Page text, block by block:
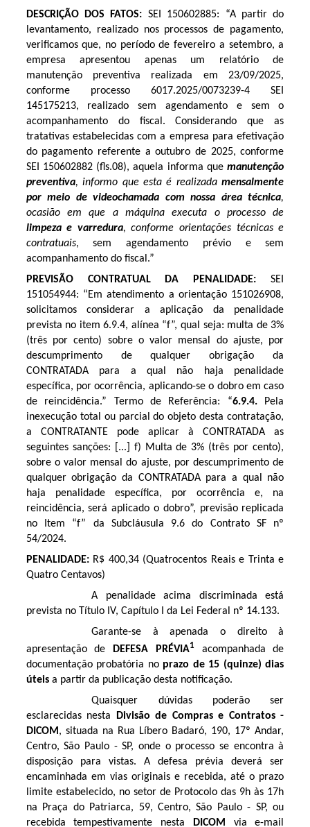
DESCRIÇÃO DOS FATOS: SEI 150602885: “A partir do
levantamento, realizado nos processos de pagamento,
verificamos que, no período de fevereiro a setembro, a
empresa apresentou apenas um relatório de
manutenção preventiva realizada em 23/09/2025,
conforme processo 6017.2025/0073239-4 SEI
145175213, realizado sem agendamento e sem o
acompanhamento do fiscal. Considerando que as
tratativas estabelecidas com a empresa para efetivação
do pagamento referente a outubro de 2025, conforme
SEI 150602882 (fls.08), aquela informa quemanutenção
preventiva, informo que esta é realizadamensalmente
por meio de videochamada com nossa área técnica,
ocasião em que a máquina executa o processo de
limpeza e varredura, conforme orientações técnicas e
contratuais, sem agendamento prévio e sem
acompanhamento do fiscal.”
PREVISÃO CONTRATUAL DA PENALIDADE: SEI
151054944: “Em atendimento a orientação 151026908,
solicitamos considerar a aplicação da penalidade
prevista no item 6.9.4, alínea “f”, qual seja: multa de 3%
(três por cento) sobre o valor mensal do ajuste, por
descumprimento de qualquer obrigação da
CONTRATADA para a qual não haja penalidade
específica, por ocorrência, aplicando-se o dobro em caso
de reincidência.” Termo de Referência: “6.9.4.Pela
inexecução total ou parcial do objeto desta contratação,
a CONTRATANTE pode aplicar à CONTRATADA as
seguintes sanções: [...] f) Multa de 3% (três por cento),
sobre o valor mensal do ajuste, por descumprimento de
qualquer obrigação da CONTRATADA para a qual não
haja penalidade específica, por ocorrência e, na
reincidência, será aplicado o dobro”, previsão replicada
no Item “f” da Subcláusula 9.6 do Contrato SF nº
54/2024.
PENALIDADE:R$ 400,34 (Quatrocentos Reais e Trinta e
Quatro Centavos)
A penalidade acima discriminada está
prevista no Título IV, Capítulo I da Lei Federal nº 14.133.
Garante-se à apenada o direito à
apresentação deDEFESA PRÉVIA1acompanhada de
documentação probatória no prazo de 15 (quinze) dias
úteisa partir da publicação desta notificação.
Quaisquer dúvidas poderão ser
esclarecidas nesta Divisão de Compras e Contratos -
DICOM, situada na Rua Líbero Badaró, 190, 17º Andar,
Centro, São Paulo - SP, onde o processo se encontra à
disposição para vistas. A defesa prévia deverá ser
encaminhada em vias originais e recebida, até o prazo
limite estabelecido, no setor de Protocolo das 9h às 17h
na Praça do Patriarca, 59, Centro, São Paulo - SP, ou
recebida tempestivamente nesta DICOM via e-mail